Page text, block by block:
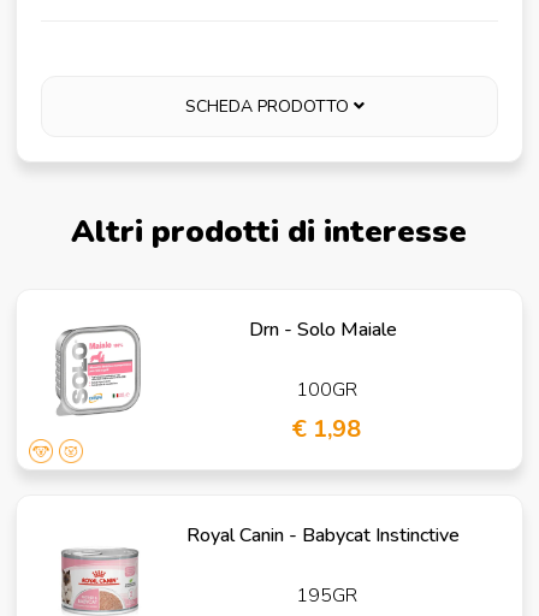
SCHEDA PRODOTTO
Altri prodotti di interesse
Drn - Solo Maiale
100GR
€ 1,98
Royal Canin - Babycat Instinctive
195GR